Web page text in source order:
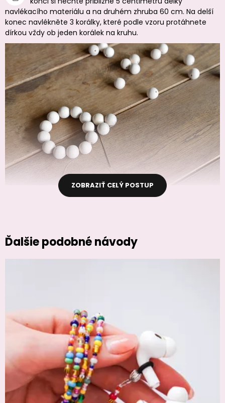
navlékacího materiálu a na druhém zhruba 60 cm. Na delší
konec navlékněte 3 korálky, které podle vzoru protáhnete
dírkou vždy ob jeden korálek na kruhu.
ZOBRAZIŤ CELÝ POSTUP
Ďalšie podobné návody